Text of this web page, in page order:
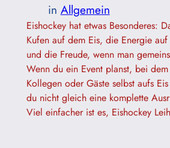
in Allgemein
Eishockey hat etwas Besonderes:
Kufen auf dem Eis, die Energie
und die Freude, wenn man
Wenn du ein Event planst, bei
Kollegen oder Gäste selbst aufs
du nicht gleich eine komplette
Viel einfacher ist es, Eishockey